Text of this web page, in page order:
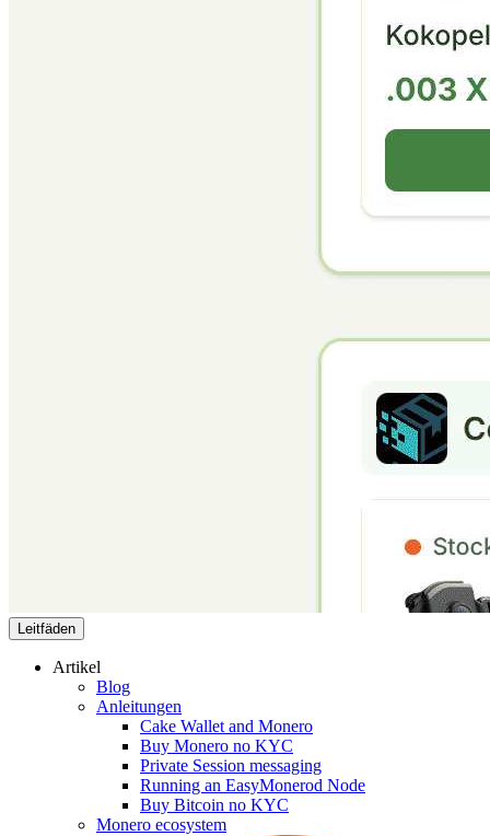
Leitfäden
Artikel
Blog
Anleitungen
Cake Wallet and Monero
Buy Monero no KYC
Private Session messaging
Running an EasyMonerod Node
Buy Bitcoin no KYC
Monero ecosystem